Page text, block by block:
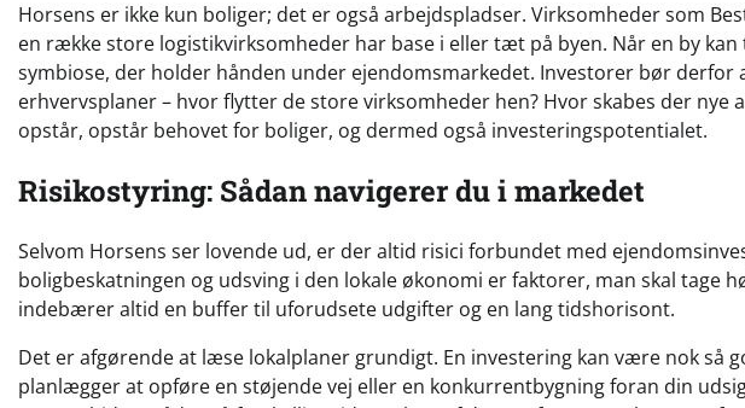
Horsens er ikke kun boliger; det er også arbejdspladser. Virksomheder som
en række store logistikvirksomheder har base i eller tæt på byen. Når en by kan
symbiose, der holder hånden under ejendomsmarkedet. Investorer bør derfor
erhvervsplaner – hvor flytter de store virksomheder hen? Hvor skabes der nye
opstår, opstår behovet for boliger, og dermed også investeringspotentialet.
Risikostyring: Sådan navigerer du i markedet
Selvom Horsens ser lovende ud, er der altid risici forbundet med
boligbeskatningen og udsving i den lokale økonomi er faktorer, man skal tage
indebærer altid en buffer til uforudsete udgifter og en lang tidshorisont.
Det er afgørende at læse lokalplaner grundigt. En investering kan være nok så
planlægger at opføre en støjende vej eller en konkurrentbygning foran din